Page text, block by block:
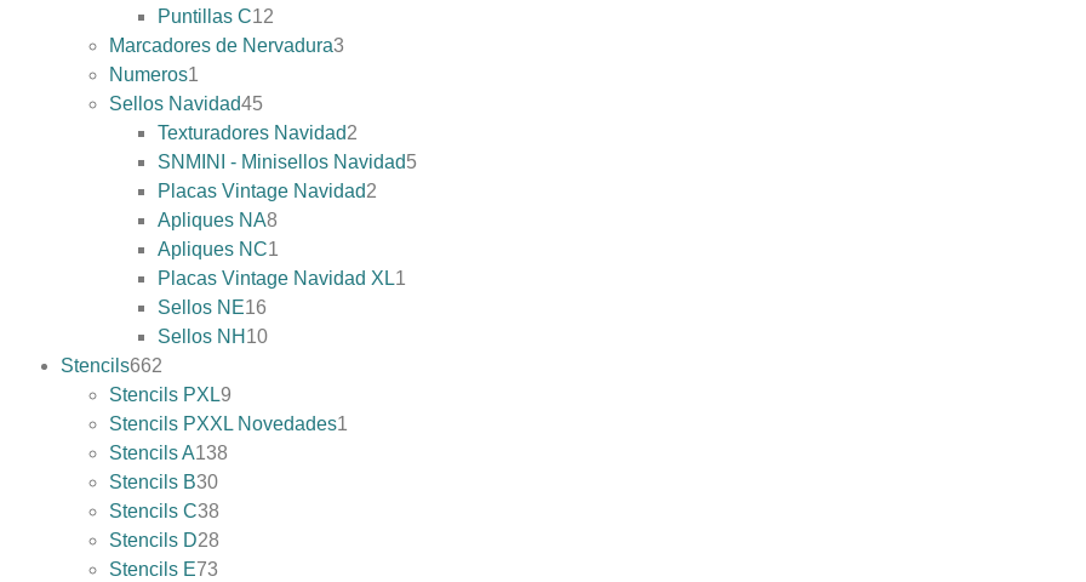
Puntillas C12
Marcadores de Nervadura3
Numeros1
Sellos Navidad45
Texturadores Navidad2
SNMINI - Minisellos Navidad5
Placas Vintage Navidad2
Apliques NA8
Apliques NC1
Placas Vintage Navidad XL1
Sellos NE16
Sellos NH 10
Stencils662
Stencils PXL9
Stencils PXXL Novedades1
Stencils A138
Stencils B30
Stencils C38
Stencils D28
Stencils E73